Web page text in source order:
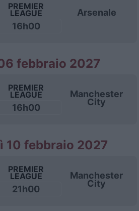
PREMIER
LEAGUE
16h00
Arsenale
febbraio 2027
PREMIER
LEAGUE
16h00
Manchester
City
10 febbraio 2027
PREMIER
LEAGUE
21h00
Manchester
City